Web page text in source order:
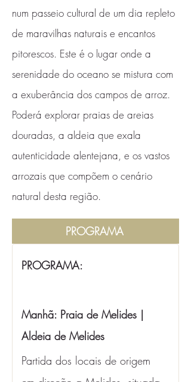
num passeio cultural de um dia repleto
de maravilhas naturais e encantos
pitorescos. Este é o lugar onde a
serenidade do oceano se mistura com
a exuberância dos campos de arroz.
Poderá explorar praias de areias
douradas, a aldeia que exala
autenticidade alentejana, e os vastos
arrozais que compõem o cenário
natural desta região.
PROGRAMA
PROGRAMA:
Manhã: Praia de Melides |
Aldeia de Melides
Partida dos locais de origem